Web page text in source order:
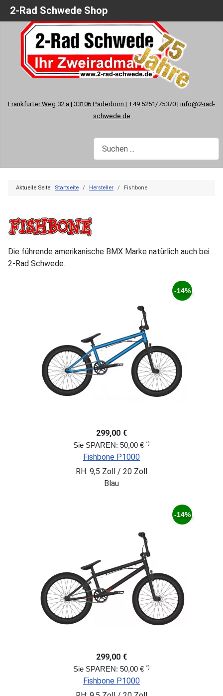
Frankfurter Weg 32 a | 33106 Paderborn | +49 5251/75370 | info@2-rad-
schwede.de
Aktuelle Seite: Startseite Hersteller Fishbone
Die führende amerikanische BMX Marke natürlich auch bei
2-Rad Schwede.
-14%
299,00 €
Sie SPAREN: 50,00 € *)
Fishbone P1000
RH: 9,5 Zoll / 20 Zoll
Blau
-14%
299,00 €
Sie SPAREN: 50,00 € *)
Fishbone P1000
2-Rad Schwede Shop